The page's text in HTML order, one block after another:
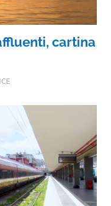
cartina